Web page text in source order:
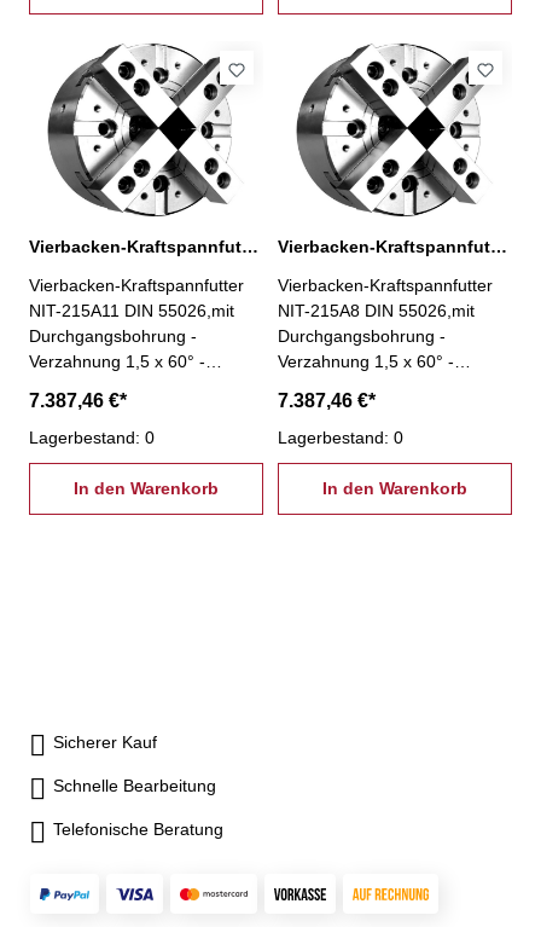
Langlebigkeit- Schmiernippel
Satz Grund- und weiche
Aufsatzbacken,
Befestigungsschrauben,
Zugrohradapterrohling
Langlebigkeit- Schmiernippel
Satz Grund- und weiche
Aufsatzbacken,
Befestigungsschrauben,
Zugrohradapterrohling
Vierbacken-Kraftspannfutter NIT-215A11 Ø 381 mm
Vierbacken-Kraftspannfutter
NIT-215A11 DIN 55026,mit
Durchgangsbohrung -
Verzahnung 1,5 x 60° -
Futterkörper aus Stahl - alle
Verschleißteile gehärtet und
geschliffen für hohe
Rundlaufgenauigkeit und
Langlebigkeit- Schmiernippel
7.387,46 €*
Lagerbestand: 0
In den Warenkorb
Vierbacken-Kraftspannfutter NIT-215A8 Ø 381 mm
Vierbacken-Kraftspannfutter
NIT-215A8 DIN 55026,mit
Durchgangsbohrung -
Verzahnung 1,5 x 60° -
Futterkörper aus Stahl - alle
Verschleißteile gehärtet und
geschliffen für hohe
Rundlaufgenauigkeit und
Langlebigkeit- Schmiernippel
7.387,46 €*
Lagerbestand: 0
In den Warenkorb
Sicherer Kauf
Schnelle Bearbeitung
Telefonische Beratung